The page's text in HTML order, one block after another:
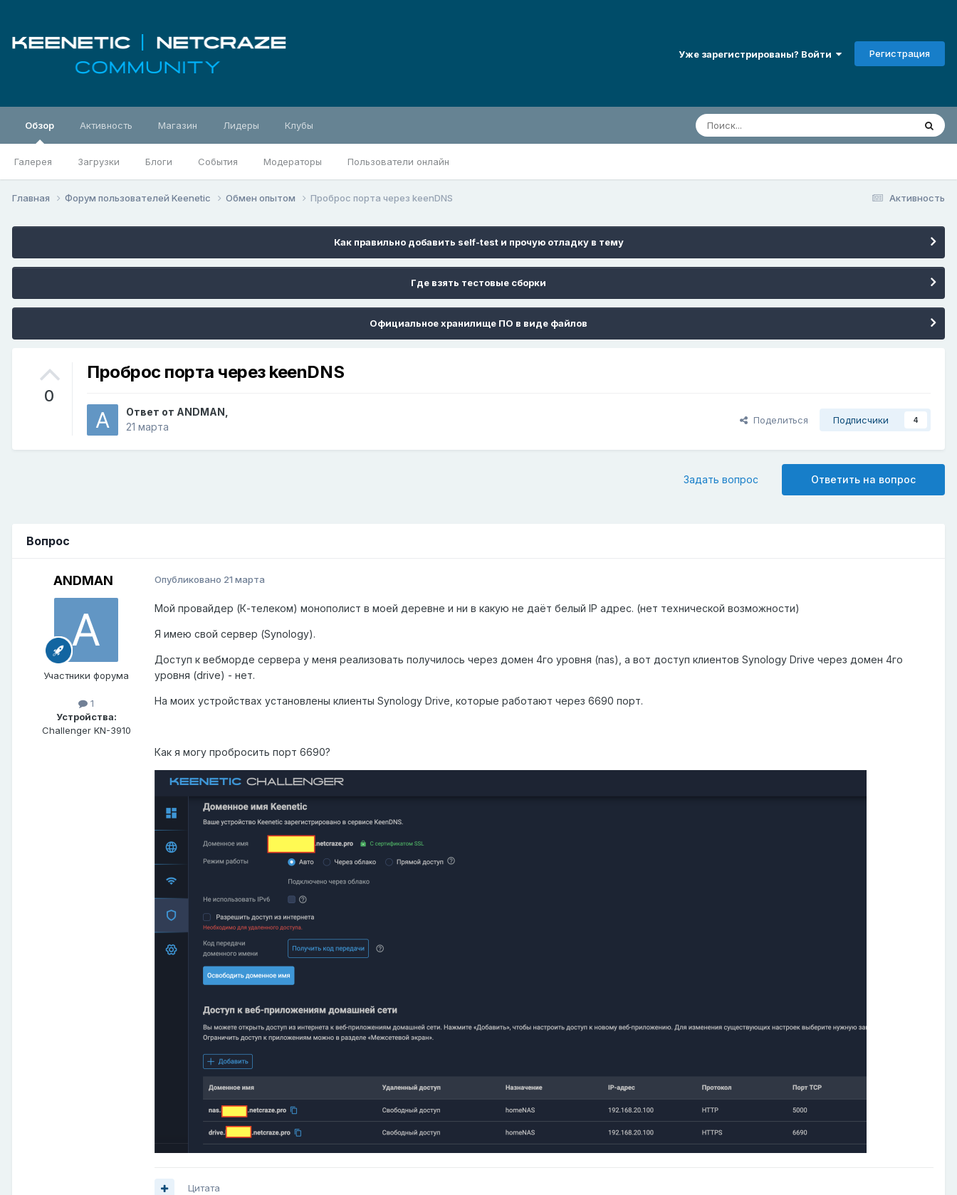
Уже зарегистрированы? Войти Регистрация
Обзор
Галерея Загрузки Блоги События Модераторы Пользователи онлайн
Активность Магазин Лидеры Клубы
Активность
Главная Форум пользователей Keenetic Обмен опытом Проброс порта через keenDNS
Как правильно добавить self-test и прочую отладку в тему
Где взять тестовые сборки
Официальное хранилище ПО в виде файлов
0
Проброс порта через keenDNS
Ответ от ANDMAN
21 марта
Поделиться Подписчики 4
Ответить на вопрос
Задать вопрос
Вопрос
ANDMAN
Участники форума
1
Устройства:
Challenger KN-3910
Опубликовано 21 марта
Мой провайдер (К-телеком) монополист в моей деревне и ни в какую не даёт белый IP адрес. (нет технической возможности)
Я имею свой сервер (Synology).
Доступ к вебморде сервера у меня реализовать получилось через домен 4го уровня (nas), а вот доступ клиентов Synology Drive через домен 4го
уровня (drive) - нет.
На моих устройствах установлены клиенты Synology Drive, которые работают через 6690 порт.
Как я могу пробросить порт 6690?
Цитата